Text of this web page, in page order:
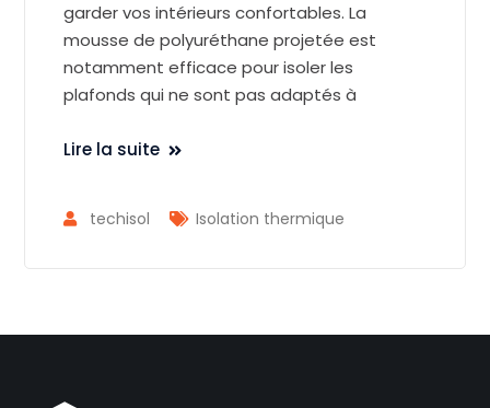
garder vos intérieurs confortables. La
mousse de polyuréthane projetée est
notamment efficace pour isoler les
plafonds qui ne sont pas adaptés à
Lire la suite
techisol Isolation thermique